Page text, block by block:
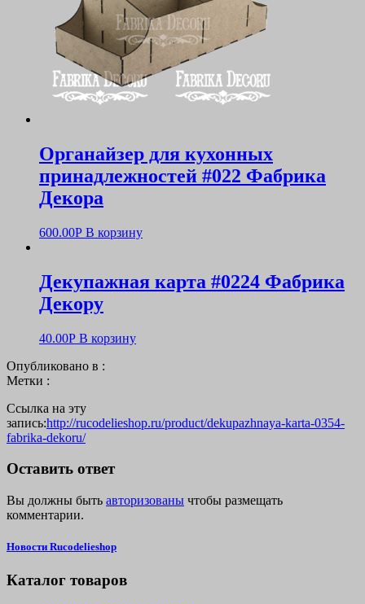
Органайзер для кухонных
принадлежностей #022 Фабрика
Декора
600.00Р В корзину
Декупажная карта #0224 Фабрика
Декору
40.00Р В корзину
Опубликовано в :
Метки :
Ссылка на эту
запись:http://rucodelieshop.ru/product/dekupazhnaya-karta-0354-
fabrika-dekoru/
Оставить ответ
Вы должны быть авторизованы чтобы размещать
комментарии.
Новости Rucodelieshop
Каталог товаров